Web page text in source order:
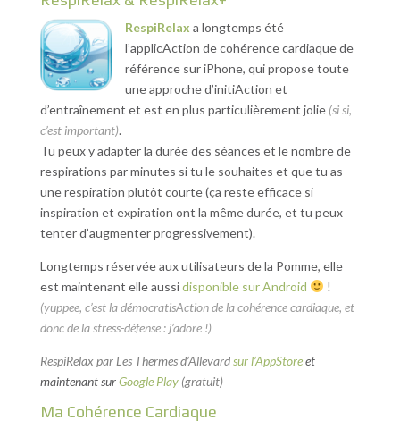
RespiRelax a longtemps été
l’applicAction de cohérence cardiaque de
référence sur iPhone, qui propose toute
une approche d’initiAction et
d’entraînement et est en plus particulièrement jolie (si si,
c’est important).
Tu peux y adapter la durée des séances et le nombre de
respirations par minutes si tu le souhaites et que tu as
une respiration plutôt courte (ça reste efficace si
inspiration et expiration ont la même durée, et tu peux
tenter d’augmenter progressivement).
Longtemps réservée aux utilisateurs de la Pomme, elle
est maintenant elle aussidisponible sur Android
!
(yuppee, c’est la démocratisAction de la cohérence cardiaque, et
donc de la stress-défense : j’adore !)
RespiRelax par Les Thermes d’Allevardsur l’AppStoreet
maintenant surGoogle Play (gratuit)
Ma Cohérence Cardiaque